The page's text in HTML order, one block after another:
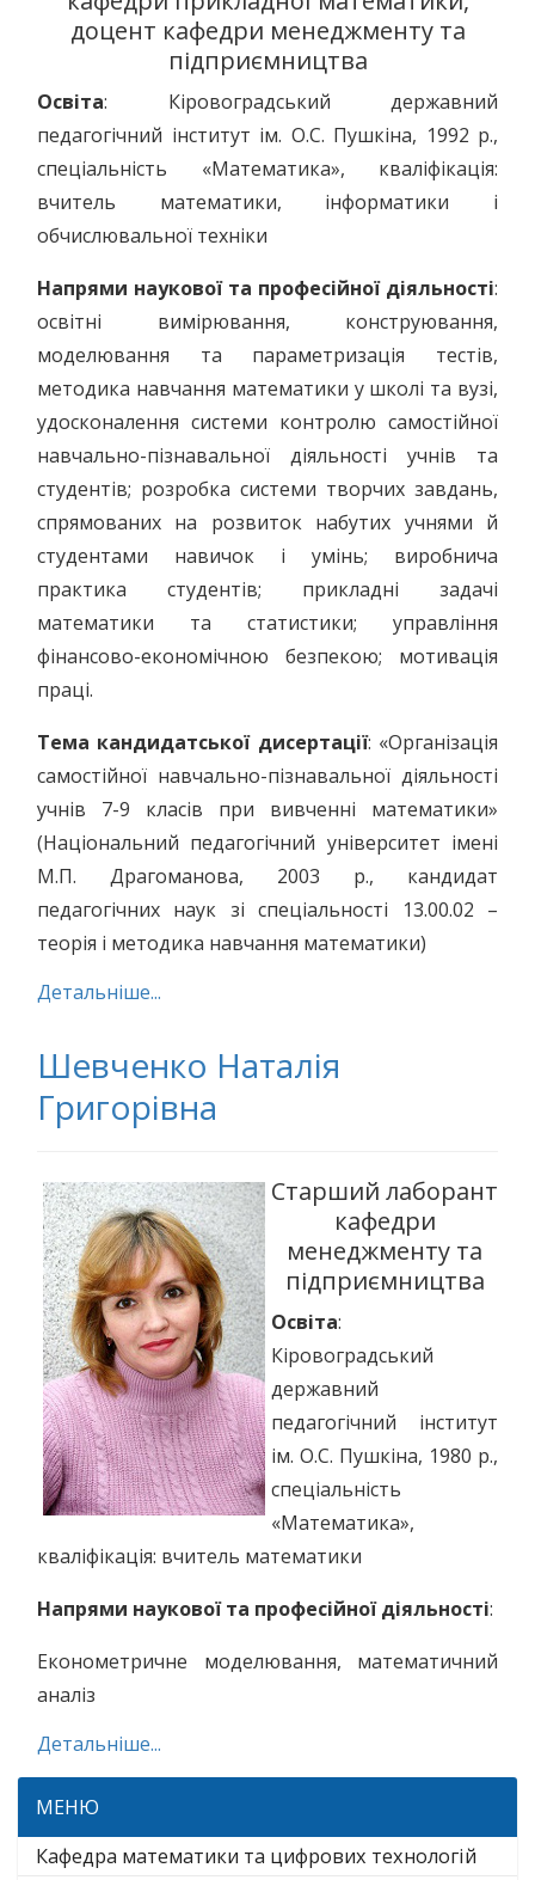
доцент кафедри менеджменту та
підприємництва
Освіта: Кіровоградський державний
педагогічний інститут ім. О.С. Пушкіна, 1992 р.,
спеціальність «Математика», кваліфікація:
вчитель математики, інформатики і
обчислювальної техніки
Напрями наукової та професійної діяльності:
освітні вимірювання, конструювання,
моделювання та параметризація тестів,
методика навчання математики у школі та вузі,
удосконалення системи контролю самостійної
навчально-пізнавальної діяльності учнів та
студентів; розробка системи творчих завдань,
спрямованих на розвиток набутих учнями й
студентами навичок і умінь; виробнича
практика студентів; прикладні задачі
математики та статистики; управління
фінансово-економічною безпекою; мотивація
праці.
Тема кандидатської дисертації: «Організація
самостійної навчально-пізнавальної діяльності
учнів 7-9 класів при вивченні математики»
(Національний педагогічний університет імені
М.П. Драгоманова, 2003 р., кандидат
педагогічних наук зі спеціальності 13.00.02 –
теорія і методика навчання математики)
Детальніше...
Шевченко Наталія
Григорівна
Старший лаборант
кафедри
менеджменту та
підприємництва
Освіта:
Кіровоградський
державний
педагогічний інститут
ім. О.С. Пушкіна, 1980 р.,
спеціальність
«Математика»,
кваліфікація: вчитель математики
Напрями наукової та професійної діяльності:
Економетричне моделювання, математичний
аналіз
Детальніше...
МЕНЮ
Кафедра математики та цифрових технологій